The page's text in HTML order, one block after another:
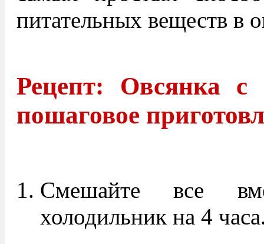
питательных веществ в
Рецепт: Овсянка
пошаговое
Смешайте все
холодильник на 4